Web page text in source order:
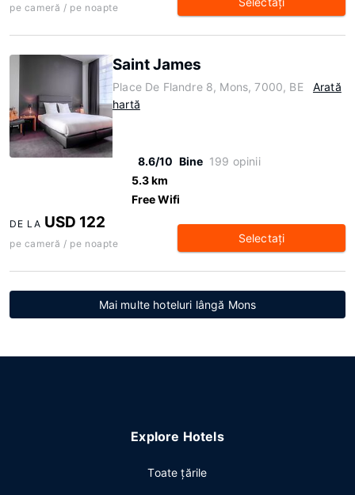
pe cameră / pe noapte
Saint James
Place De Flandre 8, Mons, 7000, BE
Arată
hartă
8.6/10 Bine 199 opinii
5.3 km
Free Wifi
DE LA USD 122
pe cameră / pe noapte Selectaţi
Mai multe hoteluri lângă Mons
Explore Hotels
Toate ţările